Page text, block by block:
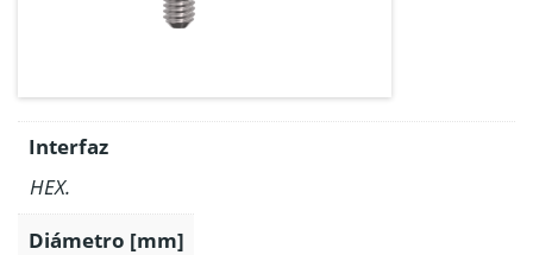
Interfaz
HEX.
Diámetro [mm]